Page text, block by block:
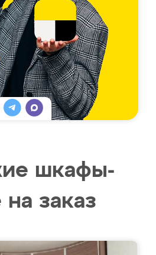
шкафы-
на заказ